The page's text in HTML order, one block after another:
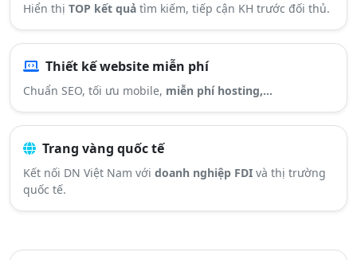
Hiển thị TOP kết quả tìm kiếm, tiếp cận KH trước đối thủ.
Thiết kế website miễn phí
Chuẩn SEO, tối ưu mobile, miễn phí hosting,...
Trang vàng quốc tế
Kết nối DN Việt Nam với doanh nghiệp FDI và thị trường
quốc tế.